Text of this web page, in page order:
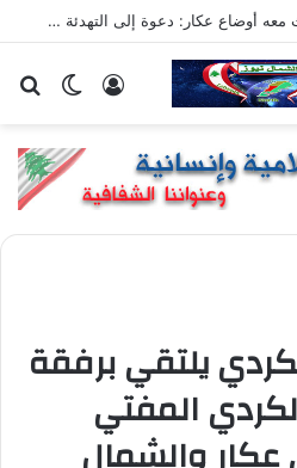
دريان يستقبل طليس ويبحث معه أوضاع عكار: دعوة إلى التهدئة في القموعة ومعالجة ملفات التلوث والنفايات
الوضع تسجيل
يلتقي برفقة
المفتي